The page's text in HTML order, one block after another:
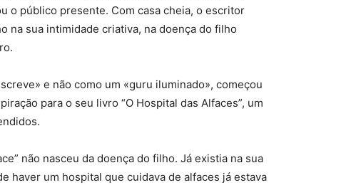
o público presente. Com casa cheia, o escritor
na sua intimidade criativa, na doença do filho
e não como um «guru iluminado», começou
para o seu livro “O Hospital das Alfaces”, um
não nasceu da doença do filho. Já existia na sua
haver um hospital que cuidava de alfaces já estava